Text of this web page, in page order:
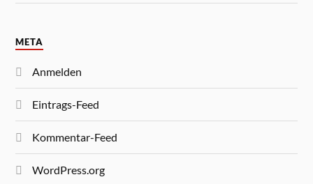
META
Anmelden
Eintrags-Feed
Kommentar-Feed
WordPress.org